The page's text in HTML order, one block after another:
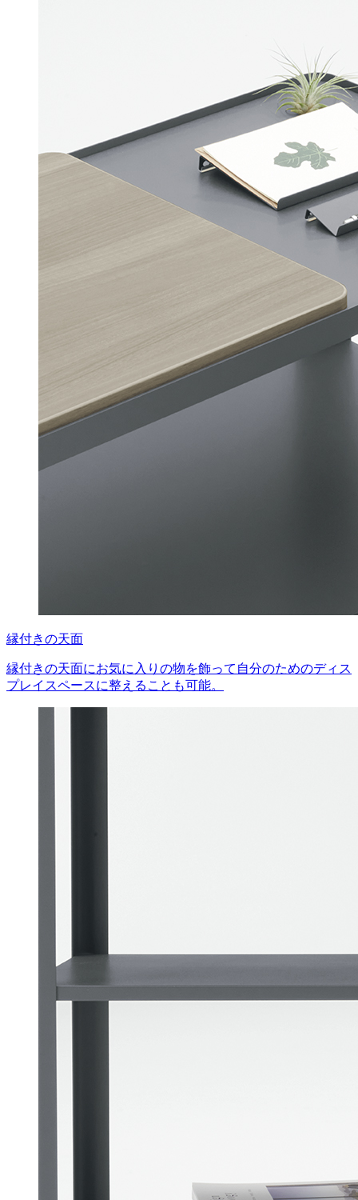
縁付きの天面
縁付きの天面にお気に入りの物を飾って自分のためのディス
プレイスペースに整えることも可能。